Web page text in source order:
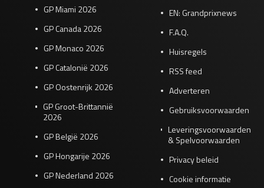
GP Miami 2026
GP Canada 2026
GP Monaco 2026
GP Catalonië 2026
GP Oostenrijk 2026
GP Groot-Brittannië
2026
GP België 2026
GP Hongarije 2026
GP Nederland 2026
EN: Grandprixnews
F.A.Q.
Huisregels
RSS feed
Adverteren
Gebruiksvoorwaarden
Leveringsvoorwaarden
& Spelvoorwaarden
Privacy beleid
Cookie informatie